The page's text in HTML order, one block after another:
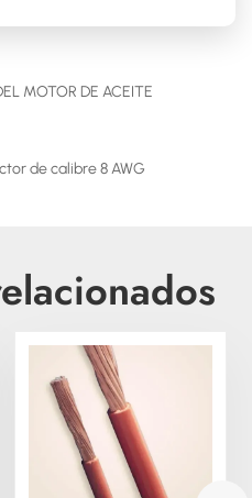
MOTOR DE ACEITE
de calibre 8 AWG